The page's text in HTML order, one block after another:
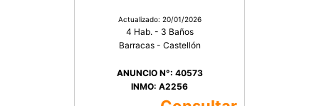
Actualizado: 20/01/2026
4 Hab. - 3 Baños
Barracas - Castellón
ANUNCIO N°: 40573
INMO: A2256